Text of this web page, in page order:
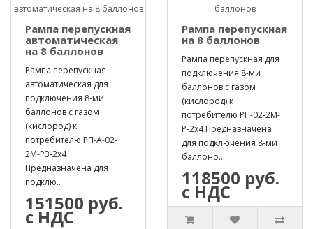
Рампа перепускная
автоматическая
на 8 баллонов
Рампа перепускная
автоматическая для
подключения 8-ми
баллонов с газом
(кислород) к
потребителю РП-А-02-
2М-Р3-2х4
Предназначена для
подклю..
151500 руб.
с НДС
Рампа перепускная
на 8 баллонов
Рампа перепускная для
подключения 8-ми
баллонов с газом
(кислород) к
потребителю РП-02-2М-
Р-2х4 Предназначена
для подключения 8-ми
баллоно..
118500 руб.
с НДС